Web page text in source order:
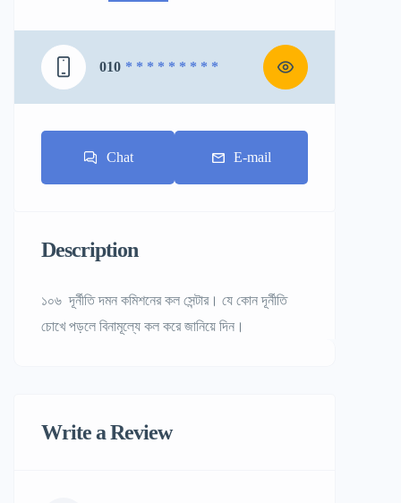
010 * * * * * * * * *
Chat E-mail
Description
১০৬ দূর্নীতি দমন কমিশনের কল সেন্টার। যে কোন দূর্নীতি
চোখে পড়লে বিনামূল্যে কল করে জানিয়ে দিন।
Write a Review